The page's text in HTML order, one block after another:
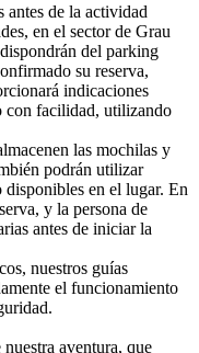
antes de la actividad
en el sector de Grau
del parking
su reserva,
indicaciones
con facilidad, utilizando
las mochilas y
podrán utilizar
disponibles en el lugar. En
y la persona de
antes de iniciar la
nuestros guías
el funcionamiento
aventura, que